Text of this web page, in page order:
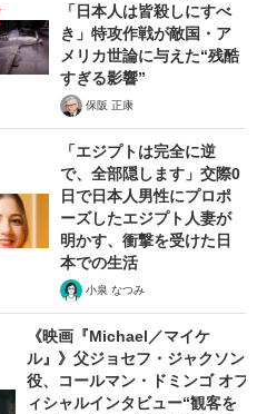
「日本人は皆殺しにすべ
き」特攻作戦が敵国・ア
メリカ世論に与えた“残酷
すぎる影響”
保阪 正康
「エジプトは完全に逆
で、全部隠します」交際0
日で日本人男性にプロポ
ーズしたエジプト人妻が
明かす、衝撃を受けた日
本での生活
小泉 なつみ
《映画『Michael／マイケ
ル』》父ジョセフ・ジャクソン
役、コールマン・ドミンゴ オフ
ィシャルインタビュー“観客を